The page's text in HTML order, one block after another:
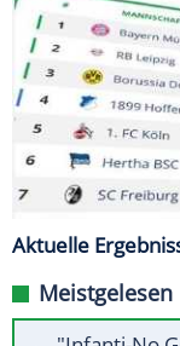
Aktuelle
Meistgelesen